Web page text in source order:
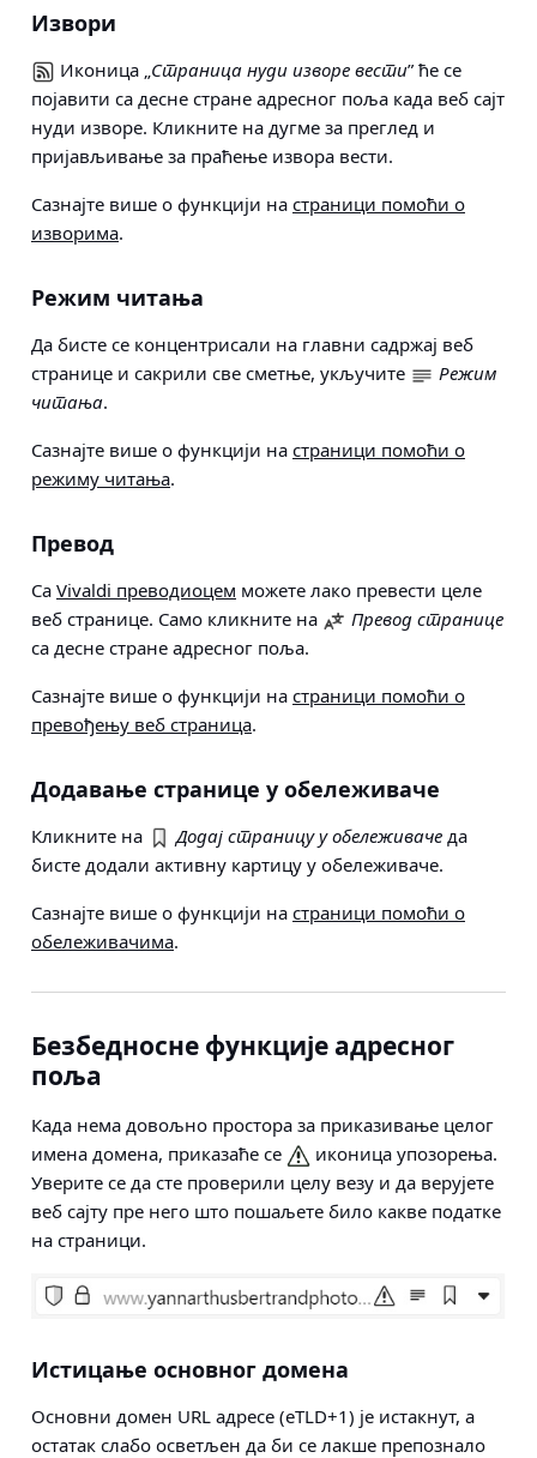
Извори
Иконица „Страница нуди изворе вести” ће се
појавити са десне стране адресног поља када веб сајт
нуди изворе. Кликните на дугме за преглед и
пријављивање за праћење извора вести.
Сазнајте више о функцији на страници помоћи о
изворима.
Режим читања
Да бисте се концентрисали на главни садржај веб
странице и сакрили све сметње, укључите
Режим
читања.
Сазнајте више о функцији на страници помоћи о
режиму читања.
Превод
Са Vivaldi преводиоцем можете лако превести целе
веб странице. Само кликните на
Превод странице
са десне стране адресног поља.
Сазнајте више о функцији на страници помоћи о
превођењу веб страница.
Додавање странице у обележиваче
Кликните на Додај страницу у обележиваче да
бисте додали активну картицу у обележиваче.
Сазнајте више о функцији на страници помоћи о
обележивачима.
Безбедносне функције адресног
поља
Када нема довољно простора за приказивање целог
имена домена, приказаће се
иконица упозорења.
Уверите се да сте проверили целу везу и да верујете
веб сајту пре него што пошаљете било какве податке
на страници.
Истицање основног домена
Основни домен URL адресе (eTLD+1) је истакнут, а
остатак слабо осветљен да би се лакше препознало